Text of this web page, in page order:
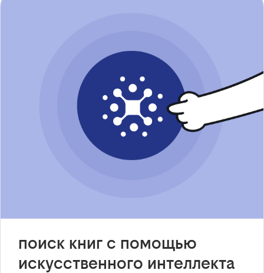
поиск книг с помощью
искусственного интеллекта